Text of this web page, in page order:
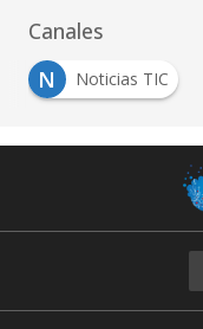
Canales
N
Noticias TIC